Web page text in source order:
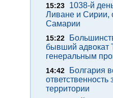
15:23
1038-й
Ливане и Сирии,
Самарии
15:22
бывший адвокат
генеральным
14:42
Болгария
территории